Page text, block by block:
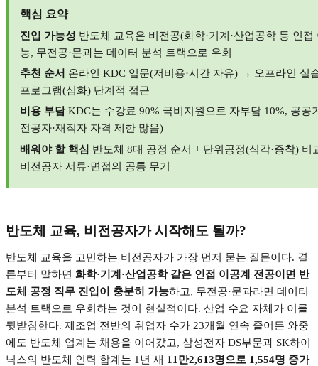
핵심 요약
진입 가능성 반도체 교육은 비전공(화학·기계 ·산업공학 등 인접
능, 무전공·문과는 데이터 분석 트랙으로 우회
추천 순서 온라인 KDC 입문(저비용·시간 자유) → 오프라인 실
프로그램(심화) 단계적 접근
비용 부담KDC는 수강료 90% 국비지원으로 자부담 10%, 공공
전공자·재직자 자격 제한 많음)
배워야 할 핵심 반도체 8대 공정 순서 + 단위공정(식각·증착) 비
비전공자 서류·면접의 공통 무기
반도체 교육, 비전공자가 시작해도 될까?
반도체 교육을 고민하는 비전공자가 가장 먼저 묻는 질문이다. 결
론부터 말하면 화학·기계 ·산업공학 같은 인접 이공계 전공이면 반
도체 공정 직무 진입이 충분히 가능하고, 무전공·문과라면 데이터
분석 트랙으로 우회하는 것이 현실적이다. 산업 수요 자체가 이를
뒷받침한다. 제조업 전반의 취업자 수가 23개월 연속 줄어든 와중
에도 반도체 업계는 채용을 이어갔고, 삼성전자 DS부문과 SK하이
닉스의 반도체 인력 합계는 1 년 새 11 만2,613명으로 1,554명 증가